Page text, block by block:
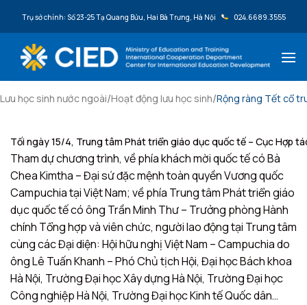
Trụ sở chính: Số 23-25 Tạ Quang Bửu, Hai Bà Trưng, Hà Nội 024.6689.3555
Lưu học sinh nước ngoài/Hoạt động lưu học sinh/Rộng ràng Tết cổ
Tối ngày 15/4, Trung tâm Phát triển giáo dục quốc tế – Cục Hợp
Tham dự chương trình, về phía khách mời quốc tế có Bà
Chea Kimtha – Đại sứ đặc mệnh toàn quyền Vương quốc
Campuchia tại Việt Nam; về phía Trung tâm Phát triển giáo
dục quốc tế có ông Trần Minh Thư – Trưởng phòng Hành
chính Tổng hợp và viên chức, người lao động tại Trung tâm
cùng các Đại diện: Hội hữu nghị Việt Nam – Campuchia do
ông Lê Tuấn Khanh – Phó Chủ tịch Hội, Đại học Bách khoa
Hà Nội, Trường Đại học Xây dựng Hà Nội, Trường Đại học
Công nghiệp Hà Nội, Trường Đại học Kinh tế Quốc dân…